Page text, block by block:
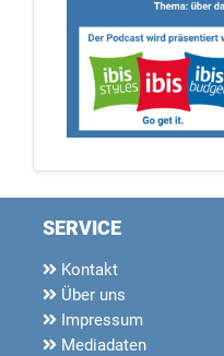
SERVICE
Kontakt
Über uns
Impressum
Mediadaten